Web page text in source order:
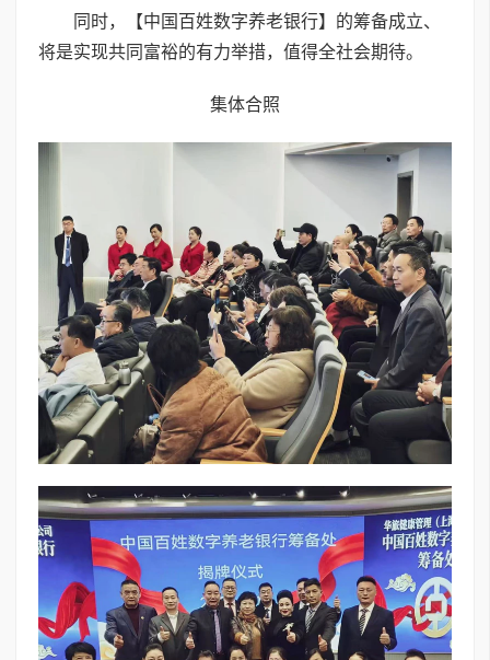
同时，【中国百姓数字养老银行】的筹备成立、
将是实现共同富裕的有力举措，值得全社会期待。
集体合照